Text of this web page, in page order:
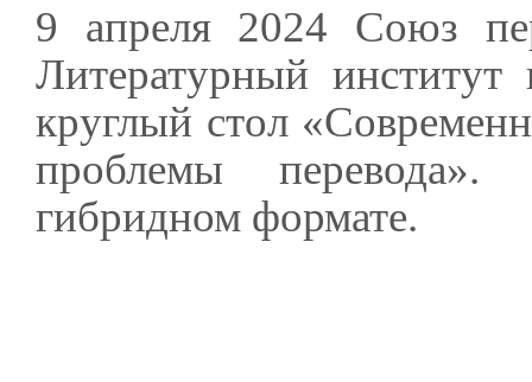
9 апреля 2024 Союз
Литературный
круглый стол
проблемы перевода».
гибридном формате.